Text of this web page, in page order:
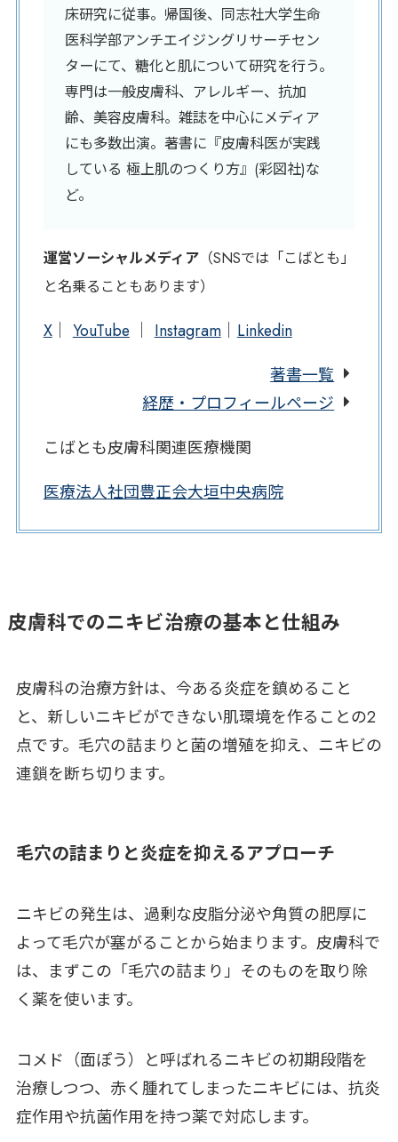
床研究に従事。帰国後、同志社大学生命
医科学部アンチエイジングリサーチセン
ターにて、糖化と肌について研究を行う。
専門は一般皮膚科、アレルギー、抗加
齢、美容皮膚科。雑誌を中心にメディア
にも多数出演。著書に『皮膚科医が実践
している 極上肌のつくり方』(彩図社)な
ど。
運営ソーシャルメディア（SNSでは「こばとも」
と名乗ることもあります）
X｜ YouTube｜ Instagram｜ Linkedin
著書一覧
経歴・プロフィールページ
こばとも皮膚科関連医療機関
医療法人社団豊正会大垣中央病院
皮膚科でのニキビ治療の基本と仕組み
皮膚科の治療方針は、今ある炎症を鎮めること
と、新しいニキビができない肌環境を作ることの2
点です。毛穴の詰まりと菌の増殖を抑え、ニキビの
連鎖を断ち切ります。
毛穴の詰まりと炎症を抑えるアプローチ
ニキビの発生は、過剰な皮脂分泌や角質の肥厚に
よって毛穴が塞がることから始まります。皮膚科で
は、まずこの「毛穴の詰まり」そのものを取り除
く薬を使います。
コメド（面ぽう）と呼ばれるニキビの初期段階を
治療しつつ、赤く腫れてしまったニキビには、抗炎
症作用や抗菌作用を持つ薬で対応します。